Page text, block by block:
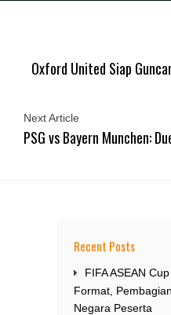
Oxford United Siap
Next Article
PSG vs Bayern Munchen:
Recent Posts
FIFA ASEAN
Format,
Negara Peserta